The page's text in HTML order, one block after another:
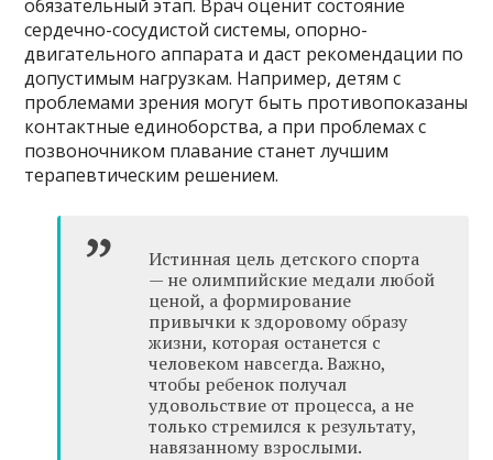
обязательный этап. Врач оценит состояние
сердечно-сосудистой системы, опорно-
двигательного аппарата и даст рекомендации по
допустимым нагрузкам. Например, детям с
проблемами зрения могут быть противопоказаны
контактные единоборства, а при проблемах с
позвоночником плавание станет лучшим
терапевтическим решением.
Истинная цель детского спорта
— не олимпийские медали любой
ценой, а формирование
привычки к здоровому образу
жизни, которая останется с
человеком навсегда. Важно,
чтобы ребенок получал
удовольствие от процесса, а не
только стремился к результату,
навязанному взрослыми.